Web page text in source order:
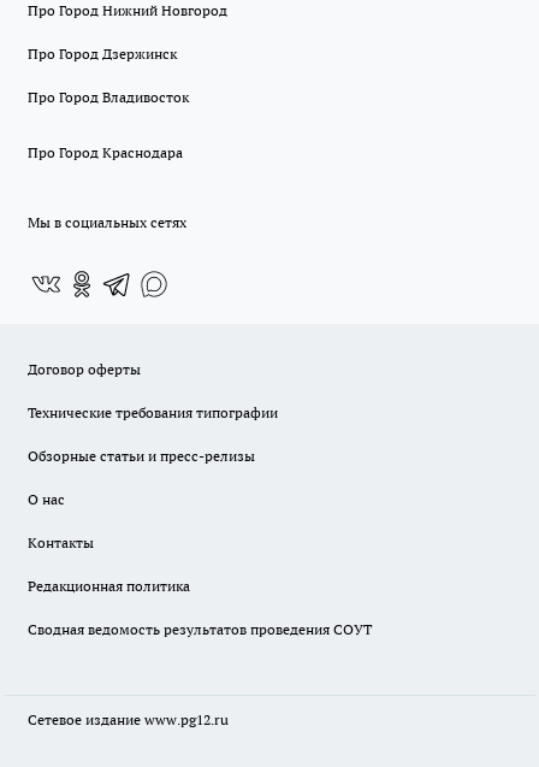
Про Город Нижний Новгород
Про Город Дзержинск
Про Город Владивосток
Про Город Краснодара
Мы в социальных сетях
Договор оферты
Технические требования типографии
Обзорные статьи и пресс-релизы
О нас
Контакты
Редакционная политика
Сводная ведомость результатов проведения СОУТ
Сетевое издание www.pg12.ru